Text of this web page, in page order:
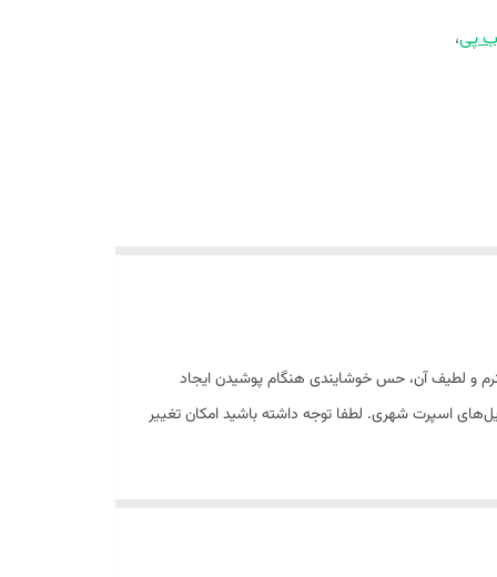
پی،
نرم و لطیف آن، حس خوشایندی هنگام پوشیدن ایجاد
اسپرت شهری. لطفا توجه داشته باشید امکان تغییر